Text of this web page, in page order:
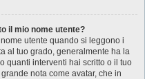
il mio nome utente?
utente quando si leggono i
al tuo grado, generalmente ha la
quanti interventi hai scritto o il tuo
nota come avatar, che in